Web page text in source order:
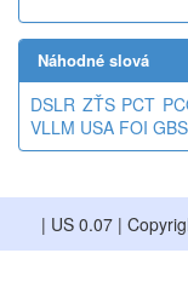
Náhodné slová
DSLR ZŤS PCT
VLLM USA FOI GBS
| US 0.07 |